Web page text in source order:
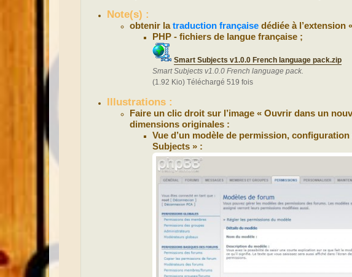
Note(s) :
obtenir latraduction française dédiée à l’extension
PHP - fichiers de langue française ;
Smart Subjects v1.0.0 French language pack.zip
Smart Subjects v1.0.0 French language pack.
(1.92 Kio) Téléchargé 519 fois
Illustrations :
Faire un clic droit sur l’image « Ouvrir dans un
dimensions originales :
Vue d’un modèle de permission,
Subjects » :